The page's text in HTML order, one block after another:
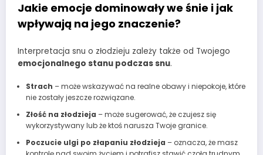
Jakie emocje dominowały we śnie i jak
wpływają na jego znaczenie?
Interpretacja snu o złodzieju zależy także od Twojego
emocjonalnego stanu podczas snu.
Strach – może wskazywać na realne obawy i niepokoje, które
nie zostały jeszcze rozwiązane.
Złość na złodzieja – może sugerować, że czujesz się
wykorzystywany lub że ktoś narusza Twoje granice.
Poczucie ulgi po złapaniu złodzieja – oznacza, że masz